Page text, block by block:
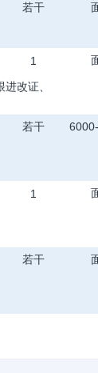
若干
1
改证、
若干
1
若干